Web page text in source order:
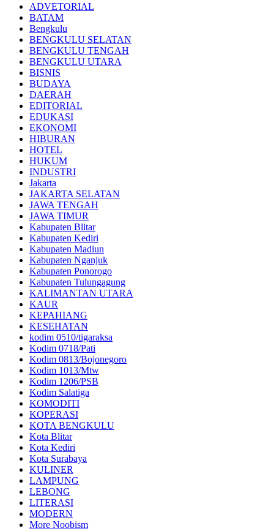
ADVETORIAL
BATAM
Bengkulu
BENGKULU SELATAN
BENGKULU TENGAH
BENGKULU UTARA
BISNIS
BUDAYA
DAERAH
EDITORIAL
EDUKASI
EKONOMI
HIBURAN
HOTEL
HUKUM
INDUSTRI
Jakarta
JAKARTA SELATAN
JAWA TENGAH
JAWA TIMUR
Kabupaten Blitar
Kabupaten Kediri
Kabupaten Madiun
Kabupaten Nganjuk
Kabupaten Ponorogo
Kabupaten Tulungagung
KALIMANTAN UTARA
KAUR
KEPAHIANG
KESEHATAN
kodim 0510/tigaraksa
Kodim 0718/Pati
Kodim 0813/Bojonegoro
Kodim 1013/Mtw
Kodim 1206/PSB
Kodim Salatiga
KOMODITI
KOPERASI
KOTA BENGKULU
Kota Blitar
Kota Kediri
Kota Surabaya
KULINER
LAMPUNG
LEBONG
LITERASI
MODERN
More Noobism